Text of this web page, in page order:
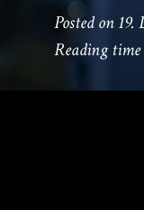
Posted on19.
Reading time